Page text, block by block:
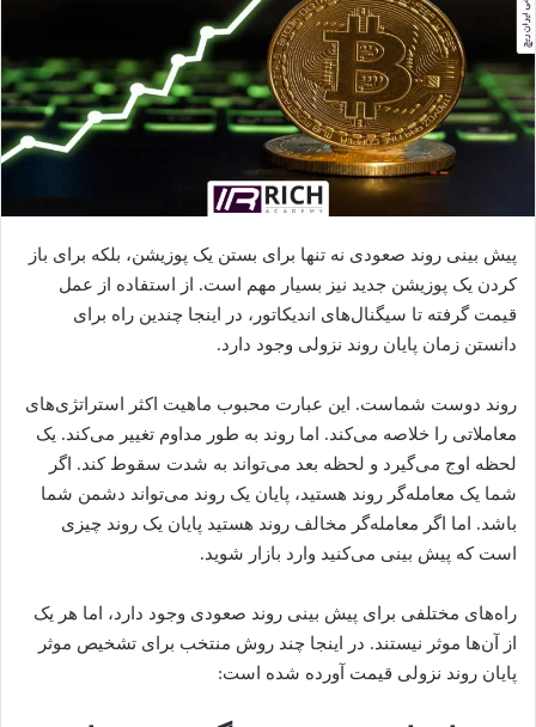
پیش بینی روند صعودی نه تنها برای بستن یک پوزیشن، بلکه برای باز
کردن یک پوزیشن جدید نیز بسیار مهم است. از استفاده از عمل
قیمت گرفته تا سیگنال‌های اندیکاتور، در اینجا چندین راه برای
دانستن زمان پایان روند نزولی وجود دارد.
روند دوست شماست. این عبارت محبوب ماهیت اکثر استراتژی‌های
معاملاتی را خلاصه می‌کند. اما روند به طور مداوم تغییر می‌کند. یک
لحظه اوج می‌گیرد و لحظه بعد می‌تواند به شدت سقوط کند. اگر
شما یک معامله‌گر روند هستید، پایان یک روند می‌تواند دشمن شما
باشد. اما اگر معامله‌گر مخالف روند هستید پایان یک روند چیزی
است که پیش بینی می‌کنید وارد بازار شوید.
راه‌های مختلفی برای پیش بینی روند صعودی وجود دارد، اما هر یک
از آن‌ها موثر نیستند. در اینجا چند روش منتخب برای تشخیص موثر
پایان روند نزولی قیمت آورده شده است: